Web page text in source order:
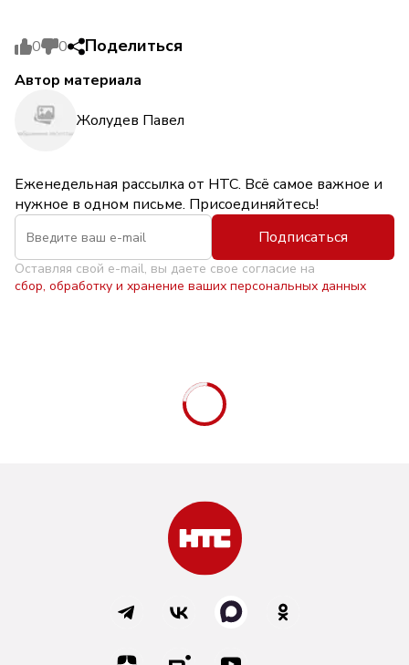
0 0 Поделиться
Автор материала
Жолудев Павел
Еженедельная рассылка от НТС. Всё самое важное и
нужное в одном письме. Присоединяйтесь!
Подписаться
Оставляя свой e-mail, вы даете свое согласие на
сбор, обработку и хранение ваших персональных данных